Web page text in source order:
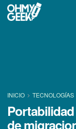
INICIO TECNOLOGÍ­AS
de